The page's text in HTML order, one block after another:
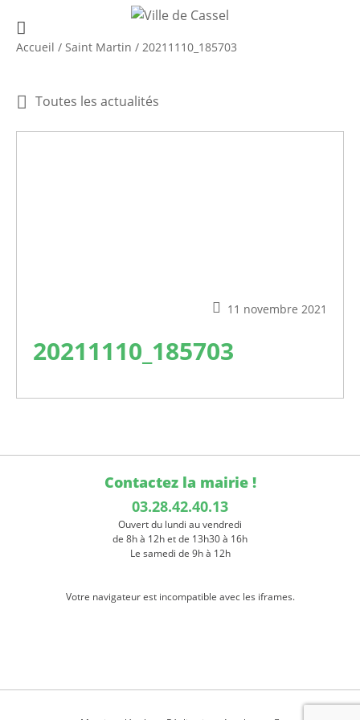
Accueil / Saint Martin / 20211110_185703
Toutes les actualités
11 novembre 2021
20211110_185703
Contactez la mairie !
03.28.42.40.13
Ouvert du lundi au vendredi
de 8h à 12h et de 13h30 à 16h
Le samedi de 9h à 12h
Votre navigateur est incompatible avec les iframes.